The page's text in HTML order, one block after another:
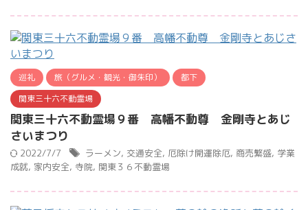
巡礼 旅（グルメ・観光・御朱印）
都下
関東三十六不動霊場
関東三十六不動霊場９番 高幡不動尊 金剛寺とあじ
さいまつり
2022/7/7 ラーメン, 交通安全, 厄除け開運除厄, 商売繁盛, 学業
成就, 家内安全, 寺院, 関東３６不動霊場